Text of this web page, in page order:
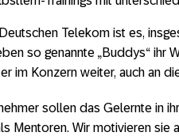
Telekom ist es,
so genannte „Buddys“ ihr
im Konzern weiter, auch an
sollen das Gelernte in
Mentoren. Wir motivieren sie